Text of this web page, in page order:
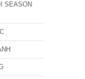
SEASON